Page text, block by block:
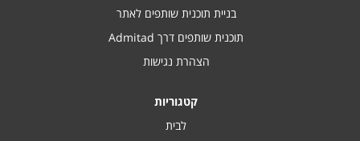
בניית תוכנית שותפים לאתר
תוכנית שותפים דרך Admitad
הצהרת נגישות
קטגוריות
לבית